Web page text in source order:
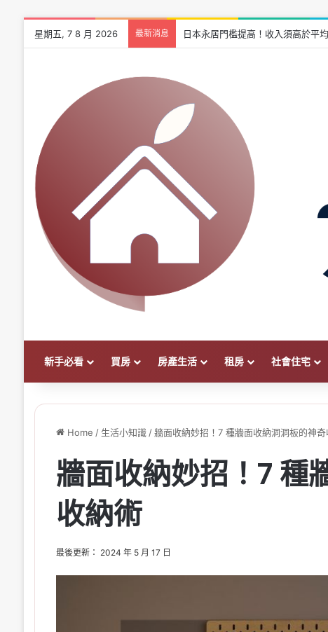
星期五, 7 8 月 2026 最新消息 日本永居門檻提高！收入須高於平
新手必看 買房 房產生活 租房 社會住宅
Home / 生活小知識 / 牆面收納妙招！7 種牆面收納洞洞板的神奇
牆面收納妙招！7 種
收納術
最後更新： 2024 年 5 月 17 日